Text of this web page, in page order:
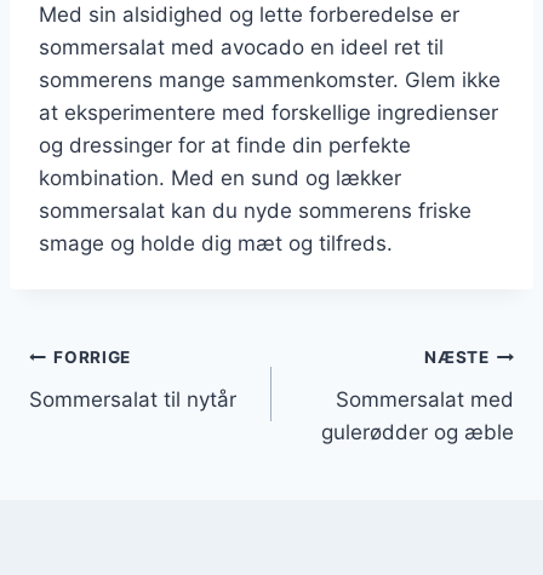
Med sin alsidighed og lette forberedelse er
sommersalat med avocado en ideel ret til
sommerens mange sammenkomster. Glem ikke
at eksperimentere med forskellige ingredienser
og dressinger for at finde din perfekte
kombination. Med en sund og lækker
sommersalat kan du nyde sommerens friske
smage og holde dig mæt og tilfreds.
Indlægsnavigation
FORRIGE
Sommersalat til nytår
NÆSTE
Sommersalat med
gulerødder og æble